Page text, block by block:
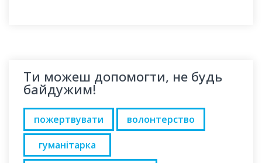
Ти можеш допомогти, не будь
байдужим!
пожертвувати
волонтерство
гуманітарка